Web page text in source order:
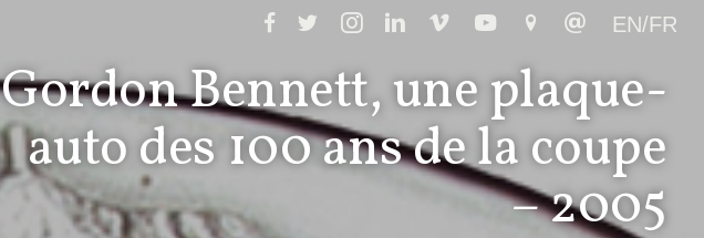
EN/FR
Gordon Bennett, une plaque-
auto des 100 ans de la coupe
– 2005